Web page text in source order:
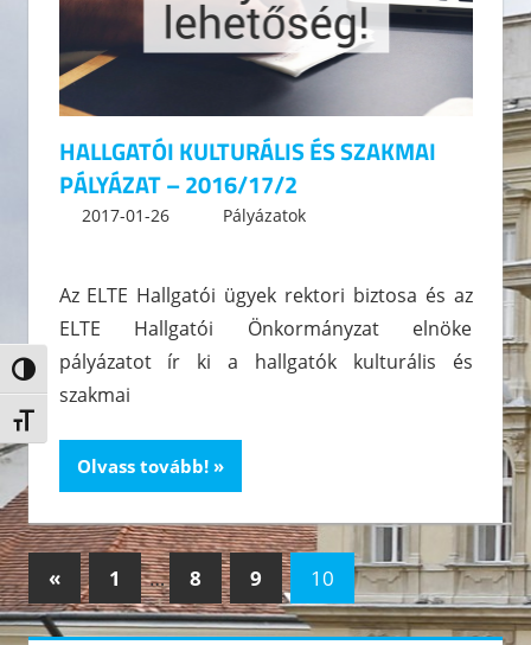
Nagy kontraszt váltása
Betűméret váltása
HALLGATÓI KULTURÁLIS ÉS SZAKMAI
PÁLYÁZAT – 2016/17/2
2017-01-26 kommunikacio
Pályázatok
Az ELTE Hallgatói ügyek rektori biztosa és az
ELTE Hallgatói Önkormányzat elnöke
pályázatot ír ki a hallgatók kulturális és
szakmai
Olvass tovább!
Bejegyzések
lapozása
«Previous
Posts
1 … 8 9 10